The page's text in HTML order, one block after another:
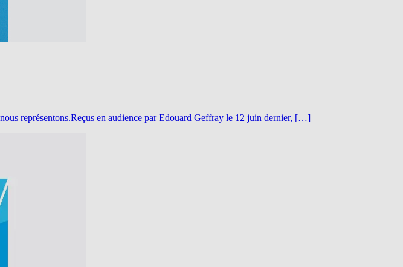
représentons.Reçus en audience par Edouard Geffray le 12 juin dernier, […]